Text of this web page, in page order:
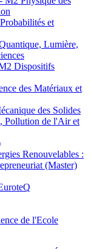
et
Lumière,
Dispositifs
des Matériaux et
des Solides
Pollution de l'Air et
Renouvelables :
(Master)
de l'Ecole